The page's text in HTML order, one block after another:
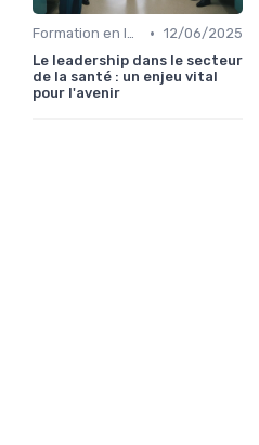
Formation en leadership • 12/06/2025
Le leadership dans le secteur
de la santé : un enjeu vital
pour l'avenir